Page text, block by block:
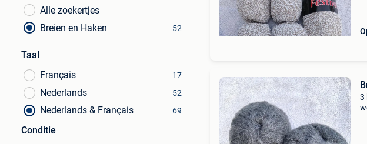
Alle zoekertjes
Breien en Haken
52
Taal
Français
17
Nederlands 52
Nederlands & Français 69
Conditie
3